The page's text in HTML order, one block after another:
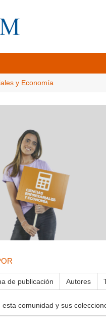
y Economía
de publicación Autores
esta comunidad y sus